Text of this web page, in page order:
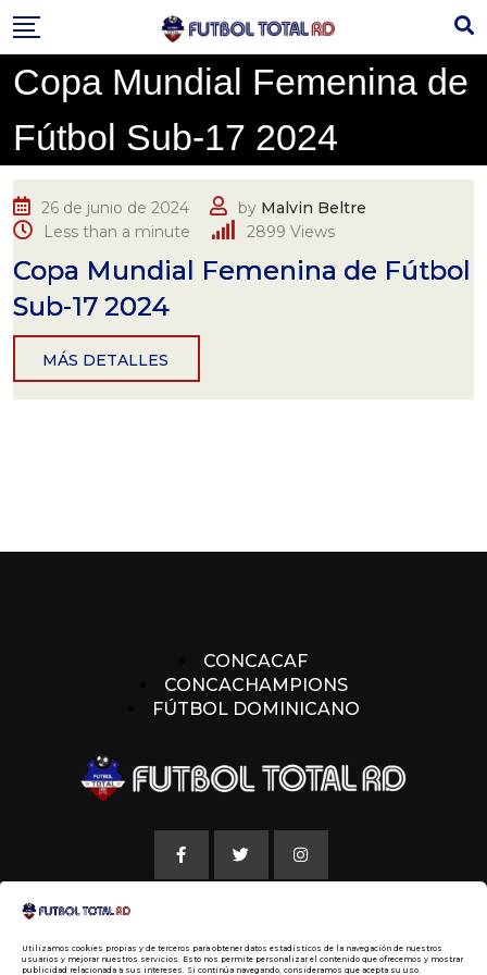
Utilizamos cookies propias y de terceros para obtener datos estadísticos de la navegación de nuestros
usuarios y mejorar nuestros servicios. Esto nos permite personalizar el contenido que ofrecemos y mostrar
publicidad relacionada a sus intereses. Si continúa navegando, consideramos que acepta su uso.
to
content
Copa Mundial Femenina de
Fútbol Sub-17 2024
26 de junio de 2024 by Malvin Beltre
Less than a minute
2899 Views
Copa Mundial Femenina de Fútbol
Sub-17 2024
MÁS DETALLES
CONCACAF
CONCACHAMPIONS
FÚTBOL DOMINICANO
POLITICAS DE COOKIE